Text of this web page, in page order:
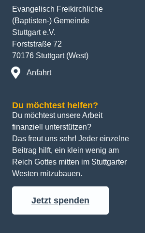
Evangelisch Freikirchliche
(Baptisten-) Gemeinde
Stuttgart e.V.
Forststraße 72
70176 Stuttgart (West)
Anfahrt
Du möchtest helfen?
Du möchtest unsere Arbeit
finanziell unterstützen?
Das freut uns sehr! Jeder einzelne
Beitrag hilft, ein klein wenig am
Reich Gottes mitten im Stuttgarter
Westen mitzubauen.
Jetzt spenden